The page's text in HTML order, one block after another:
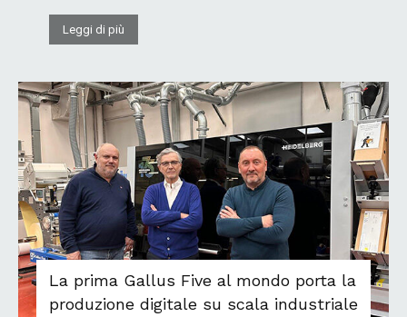
Leggi di più
La prima Gallus Five al mondo porta la
produzione digitale su scala industriale